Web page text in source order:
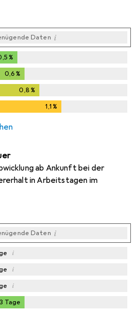
Daten i
%
0,6 %
0,8 %
1,1%
ab Ankunft bei der
in Arbeitstagen im
Daten i
i
i
i
3 Tage